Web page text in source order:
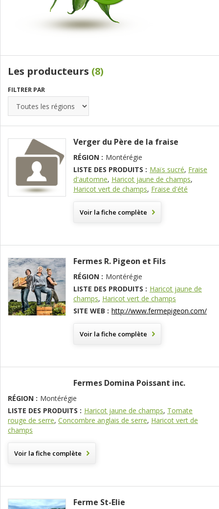
Les producteurs (8)
FILTRER PAR
Verger du Père de la fraise
RÉGION : Montérégie
LISTE DES PRODUITS : Maïs sucré, Fraise
d'automne, Haricot jaune de champs,
Haricot vert de champs, Fraise d'été
Voir la fiche complète
Fermes R. Pigeon et Fils
RÉGION : Montérégie
LISTE DES PRODUITS : Haricot jaune de
champs, Haricot vert de champs
SITE WEB : http://www.fermepigeon.com/
Voir la fiche complète
Fermes Domina Poissant inc.
RÉGION : Montérégie
LISTE DES PRODUITS : Haricot jaune de champs, Tomate
rouge de serre, Concombre anglais de serre, Haricot vert de
champs
Voir la fiche complète
Ferme St-Elie